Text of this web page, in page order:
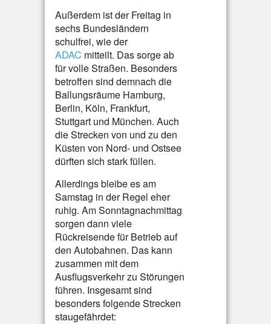
Außerdem ist der Freitag in
sechs Bundesländern
schulfrei, wie der
ADAC mitteilt. Das sorge ab
für volle Straßen. Besonders
betroffen sind demnach die
Ballungsräume Hamburg,
Berlin, Köln, Frankfurt,
Stuttgart und München. Auch
die Strecken von und zu den
Küsten von Nord- und Ostsee
dürften sich stark füllen.
Allerdings bleibe es am
Samstag in der Regel eher
ruhig. Am Sonntagnachmittag
sorgen dann viele
Rückreisende für Betrieb auf
den Autobahnen. Das kann
zusammen mit dem
Ausflugsverkehr zu Störungen
führen. Insgesamt sind
besonders folgende Strecken
staugefährdet: